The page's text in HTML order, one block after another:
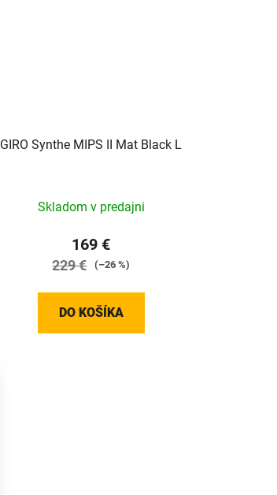
GIRO Synthe MIPS II Mat Black L
Skladom v predajni
169 €
229 € (–26 %)
DO KOŠÍKA